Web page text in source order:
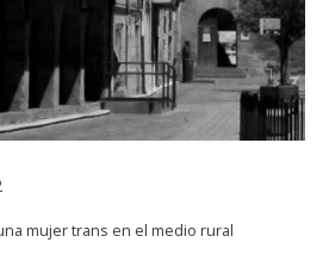
mujer trans en el medio rural